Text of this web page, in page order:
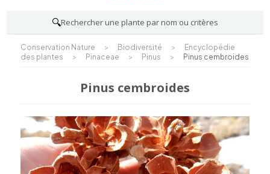
🔍Rechercher une plante par nom ou critères
Conservation Nature > Biodiversité >
Encyclopédie
des plantes
> Pinaceae > Pinus > Pinus cembroides
Pinus cembroides